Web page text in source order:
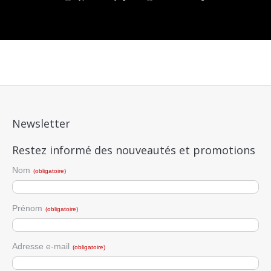
Newsletter
Restez informé des nouveautés et promotions
Nom (obligatoire)
Prénom (obligatoire)
Adresse e-mail (obligatoire)